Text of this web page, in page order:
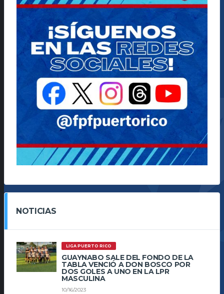
NOTICIAS
LIGA PUERTO RICO
GUAYNABO SALE DEL FONDO DE LA
TABLA VENCIÓ A DON BOSCO POR
DOS GOLES A UNO EN LA LPR
MASCULINA
10/16/2023